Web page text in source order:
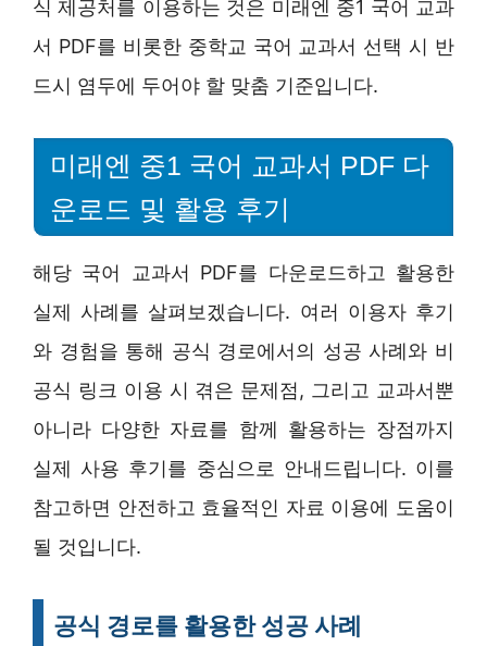
식 제공처를 이용하는 것은 미래엔 중1 국어 교과
서 PDF를 비롯한 중학교 국어 교과서 선택 시 반
드시 염두에 두어야 할 맞춤 기준입니다.
미래엔 중1 국어 교과서 PDF 다
운로드 및 활용 후기
해당 국어 교과서 PDF를 다운로드하고 활용한
실제 사례를 살펴보겠습니다. 여러 이용자 후기
와 경험을 통해 공식 경로에서의 성공 사례와 비
공식 링크 이용 시 겪은 문제점, 그리고 교과서뿐
아니라 다양한 자료를 함께 활용하는 장점까지
실제 사용 후기를 중심으로 안내드립니다. 이를
참고하면 안전하고 효율적인 자료 이용에 도움이
될 것입니다.
공식 경로를 활용한 성공 사례